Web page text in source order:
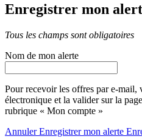
Enregistrer mon
Tous les champs sont obligatoires
Nom de mon alerte
Pour recevoir les offres par e-mail,
électronique et la valider sur la
rubrique « Mon compte »
AnnulerEnregistrer mon alerte